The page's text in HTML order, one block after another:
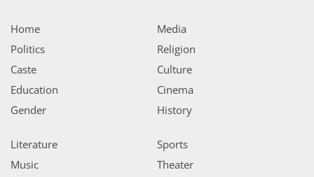
Home
Politics
Caste
Education
Gender
Media
Religion
Culture
Cinema
History
Literature
Music
Sports
Theater